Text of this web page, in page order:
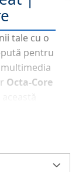
tale cu o
pentru
Octa-Core